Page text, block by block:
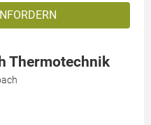
Thermotechnik